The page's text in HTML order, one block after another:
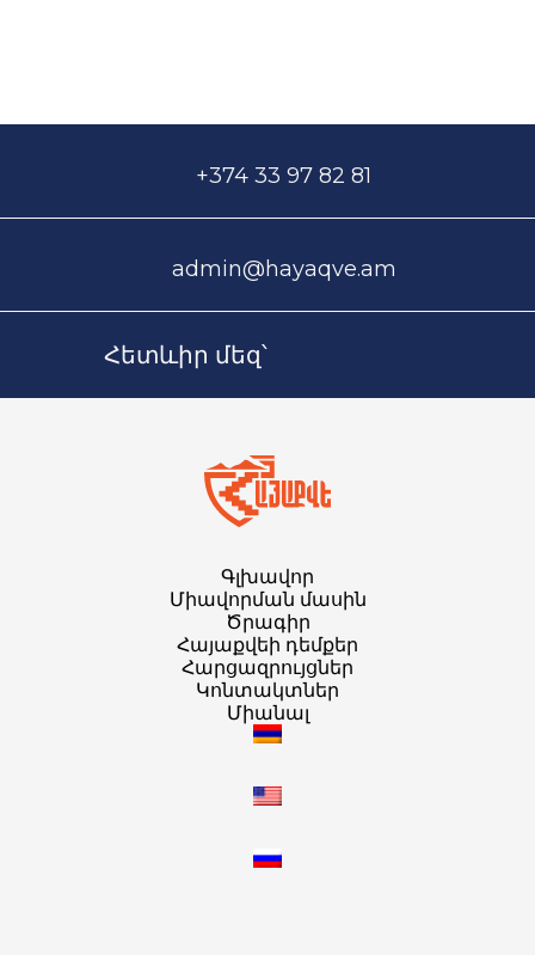
+374 33 97 82 81
admin@hayaqve.am
Հետևիր մեզ՝
Գլխավոր
Միավորման մասին
Ծրագիր
Հայաքվեի դեմքեր
Հարցազրույցներ
Կոնտակտներ
Միանալ